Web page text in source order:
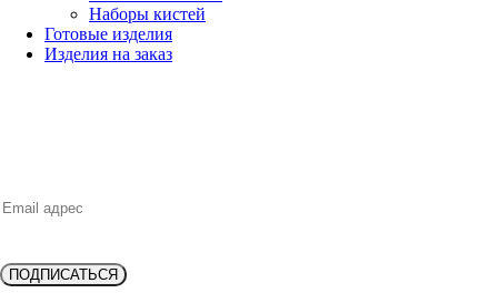
Наборы кистей
Готовые изделия
Изделия на заказ
ПОДПИСАТЬСЯ